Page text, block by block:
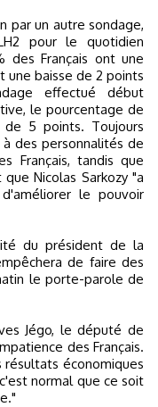
par un autre sondage,
pour le quotidien
des Français ont une
une baisse de 2 points
effectué début
le pourcentage de
de 5 points. Toujours
des personnalités de
Français, tandis que
Nicolas Sarkozy "a
le pouvoir
du président de la
de faire des
le porte-parole de
Jégo, le député de
des Français.
économiques
normal que ce soit